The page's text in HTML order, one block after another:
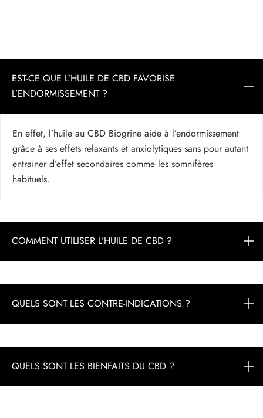
EST-CE QUE L’HUILE DE CBD FAVORISE
L’ENDORMISSEMENT ?
En effet, l’huile au CBD Biogrine aide à l’endormissement
grâce à ses effets relaxants et anxiolytiques sans pour autant
entrainer d’effet secondaires comme les somnifères
habituels.
COMMENT UTILISER L’HUILE DE CBD ?
QUELS SONT LES CONTRE-INDICATIONS ?
QUELS SONT LES BIENFAITS DU CBD ?